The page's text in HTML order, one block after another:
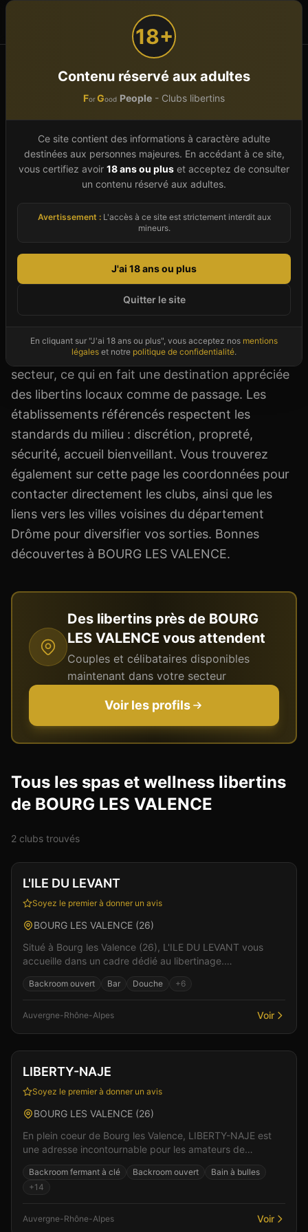
18+
Contenu réservé aux adultes
ForGood People - Clubs libertins
Ce site contient des informations à caractère adulte
destinées aux personnes majeures. En accédant à ce site,
vous certifiez avoir 18 ans ou plus et acceptez de consulter
un contenu réservé aux adultes.
Avertissement :L'accès à ce site est strictement interdit aux
mineurs.
J'ai 18 ans ou plus
Quitter le site
En cliquant sur "J'ai 18 ans ou plus", vous acceptez nos mentions
légales et notre politique de confidentialité.
Accueil
Spas et wellness libertins
BOURG LES VALENCE
Spa et hammam libertinà
BOURG LES VALENCE (26)
VALENCE (Drôme). Notre annuaire présente 2
clubs libertins actifs dans la ville, avec pour
chacun : description de l'ambiance, types de
prestations (sauna, spa, restaurant, bar), public
accueilli (couples, célibataires, soirées mixtes),
bénéficie de sa localisation en Auvergne-Rhône-
Alpes, à proximité des grandes métropoles du
secteur, ce qui en fait une destination appréciée
des libertins locaux comme de passage. Les
établissements référencés respectent les
standards du milieu : discrétion, propreté,
sécurité, accueil bienveillant. Vous trouverez
également sur cette page les coordonnées pour
contacter directement les clubs, ainsi que les
liens vers les villes voisines du département
Drôme pour diversifier vos sorties. Bonnes
découvertes à BOURG LES VALENCE.
Des libertins près de BOURG
LES VALENCE vous attendent
Couples et célibataires disponibles
maintenant dans votre secteur
Voir les profils
Tous les spas et wellness libertins
de BOURG LES VALENCE
2 clubs trouvés
L'ILE DU LEVANT
Soyez le premier à donner un avis
BOURG LES VALENCE (26)
Situé à Bourg les Valence (26), L'ILE DU LEVANT vous
accueille dans un cadre dédié au libertinage.
convi...
Backroom ouvert Bar Douche +6
Auvergne-Rhône-Alpes Voir
Club Spa & Wellness +4
LIBERTY-NAJE
Soyez le premier à donner un avis
BOURG LES VALENCE (26)
En plein coeur de Bourg les Valence, LIBERTY-NAJE est
une adresse incontournable pour les amateurs de
Backroom fermant à clé Backroom ouvert
Bain à bulles
+14
Auvergne-Rhône-Alpes Voir